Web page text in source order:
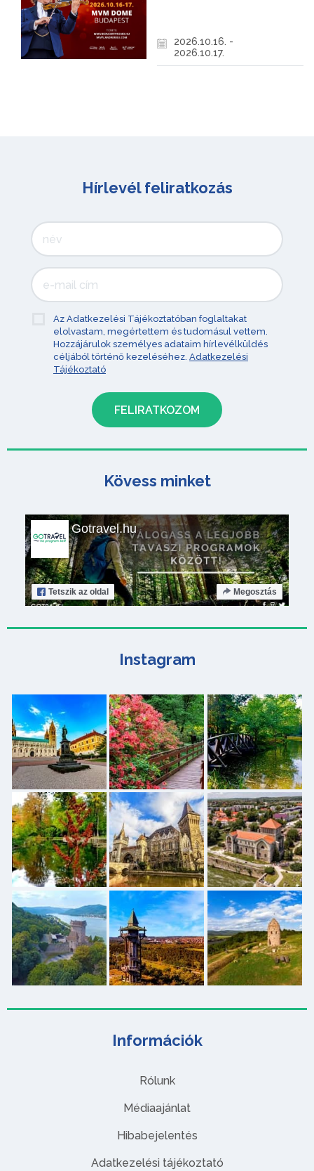
2026.10.16. -
2026.10.17.
Információk
Rólunk
Médiaajánlat
Hibabejelentés
Adatkezelési tájékoztató
Hírlevél feliratkozás
Az Adatkezelési Tájékoztatóban foglaltakat
elolvastam, megértettem és tudomásul vettem.
Hozzájárulok személyes adataim hírlevélküldés
céljából történő kezeléséhez. Adatkezelési
Tájékoztató
Kövess minket
Gotravel.hu
Tetszik az oldal Megosztás
Instagram